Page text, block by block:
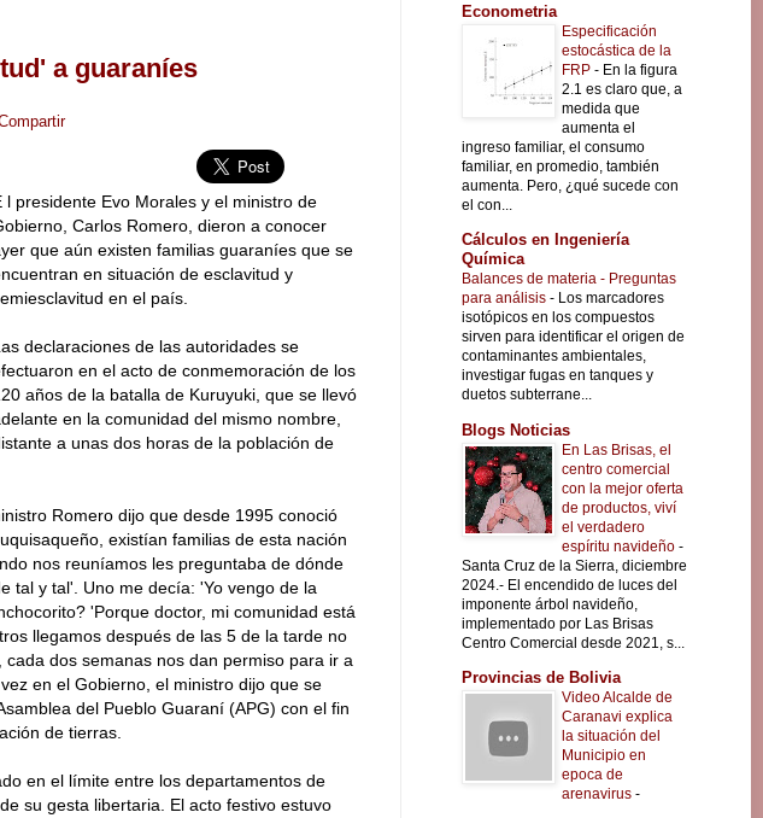
a guaraníes
l presidente Evo Morales y el ministro de
Carlos Romero, dieron a conocer
que aún existen familias guaraníes que se
en situación de esclavitud y
en el país.
declaraciones de las autoridades se
en el acto de conmemoración de los
años de la batalla de Kuruyuki, que se llevó
en la comunidad del mismo nombre,
a unas dos horas de la población de
Romero dijo que desde 1995 conoció
existían familias de esta nación
nos reuníamos les preguntaba de dónde
tal y tal'. Uno me decía: 'Yo vengo de la
'Porque doctor, mi comunidad está
llegamos después de las 5 de la tarde no
dos semanas nos dan permiso para ir a
en el Gobierno, el ministro dijo que se
del Pueblo Guaraní (APG) con el fin
de tierras.
en el límite entre los departamentos de
su gesta libertaria. El acto festivo estuvo
Econometria
Especificación
estocástica de la
FRP - En la figura
2.1 es claro que, a
medida que
aumenta el
ingreso familiar, el consumo
familiar, en promedio, también
aumenta. Pero, ¿qué sucede con
el con...
Cálculos en Ingeniería
Química
Balances de materia - Preguntas
para análisis - Los marcadores
isotópicos en los compuestos
sirven para identificar el origen de
contaminantes ambientales,
investigar fugas en tanques y
duetos subterrane...
Blogs Noticias
En Las Brisas, el
centro comercial
con la mejor oferta
de productos, viví
el verdadero
espíritu navideño -
Santa Cruz de la Sierra, diciembre
2024.- El encendido de luces del
imponente árbol navideño,
implementado por Las Brisas
Centro Comercial desde 2021, s...
Provincias de Bolivia
Video Alcalde de
Caranavi explica
la situación del
Municipio en
epoca de
arenavirus -